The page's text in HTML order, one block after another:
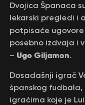
Dvojica Španaca
lekarski pregledi i
potpisaće ugovore
posebno izdvaja i
– Ugo Giljamon.
Dosadašnji igrač
španskog
igračima koje je